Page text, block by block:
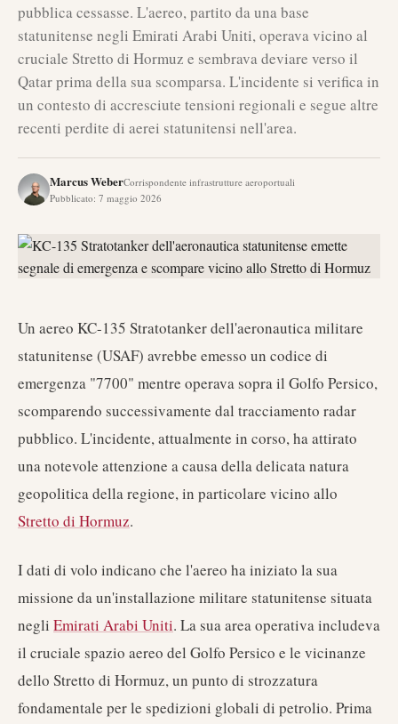
pubblica cessasse. L'aereo, partito da una base
statunitense negli Emirati Arabi Uniti, operava vicino al
cruciale Stretto di Hormuz e sembrava deviare verso il
Qatar prima della sua scomparsa. L'incidente si verifica in
un contesto di accresciute tensioni regionali e segue altre
recenti perdite di aerei statunitensi nell'area.
Marcus WeberCorrispondente infrastrutture aeroportuali
Pubblicato: 7 maggio 2026
Un aereo KC-135 Stratotanker dell'aeronautica militare
statunitense (USAF) avrebbe emesso un codice di
emergenza "7700" mentre operava sopra il Golfo Persico,
scomparendo successivamente dal tracciamento radar
pubblico. L'incidente, attualmente in corso, ha attirato
una notevole attenzione a causa della delicata natura
geopolitica della regione, in particolare vicino allo
Stretto di Hormuz.
I dati di volo indicano che l'aereo ha iniziato la sua
missione da un'installazione militare statunitense situata
negli Emirati Arabi Uniti. La sua area operativa includeva
il cruciale spazio aereo del Golfo Persico e le vicinanze
dello Stretto di Hormuz, un punto di strozzatura
fondamentale per le spedizioni globali di petrolio. Prima